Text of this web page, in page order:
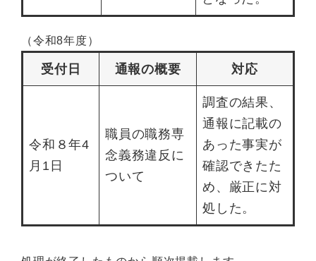
（令和8年度）
受付日 通報の概要 対応
令和８年4
月1日
職員の職務専
念義務違反に
ついて
調査の結果、
通報に記載の
あった事実が
確認できたた
め、厳正に対
処した。